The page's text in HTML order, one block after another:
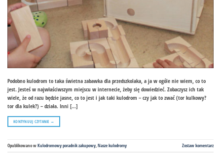
Podobno kulodrom to taka świetna zabawka dla przedszkolaka, a ja w ogóle nie wiem, co to
jest. Jesteś w najwłaściwszym miejscu w internecie, żeby się dowiedzieć. Zobaczysz ich tak
wiele, że od razu będzie jasne, co to jest i jak taki kulodrom – czy jak to zwać (tor kulkowy?
tor dla kulek?) – działa. Inni […]
KONTYNUUJ CZYTANIE →
Opublikowano wKulodromowy poradnik zakupowy,Nasze kulodromy Zostaw komentarz